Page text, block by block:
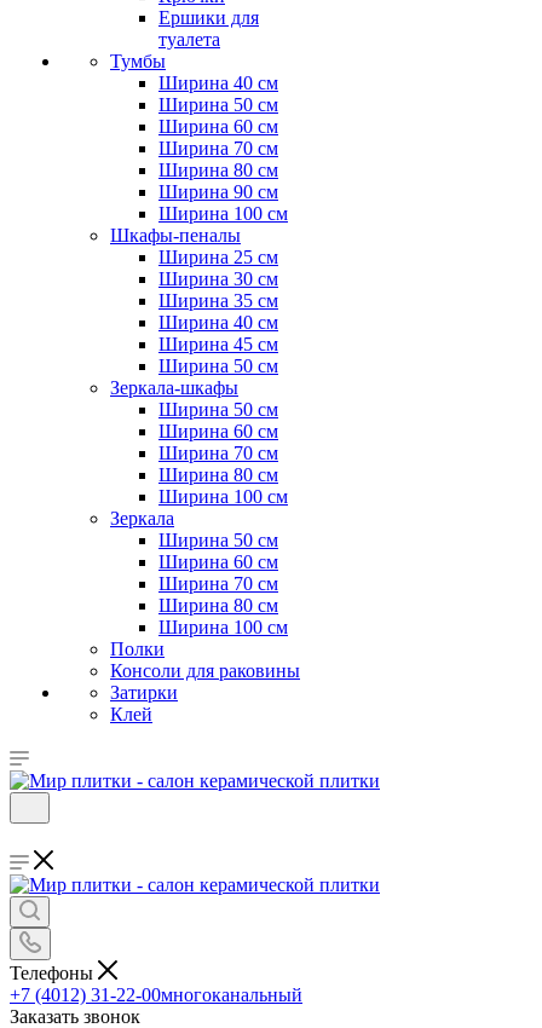
Ершики для
туалета
Тумбы
Ширина 40 см
Ширина 50 см
Ширина 60 см
Ширина 70 см
Ширина 80 см
Ширина 90 см
Ширина 100 см
Шкафы-пеналы
Ширина 25 см
Ширина 30 см
Ширина 35 см
Ширина 40 см
Ширина 45 см
Ширина 50 см
Зеркала-шкафы
Ширина 50 см
Ширина 60 см
Ширина 70 см
Ширина 80 см
Ширина 100 см
Зеркала
Ширина 50 см
Ширина 60 см
Ширина 70 см
Ширина 80 см
Ширина 100 см
Полки
Консоли для раковины
Затирки
Клей
Телефоны
+7 (4012) 31-22-00многоканальный
Заказать звонок